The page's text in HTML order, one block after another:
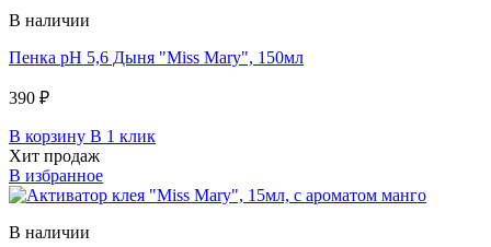
В наличии
Пенка pH 5,6 Дыня "Miss Mary", 150мл
390 ₽
В корзину В 1 клик
Хит продаж
В избранное
В наличии